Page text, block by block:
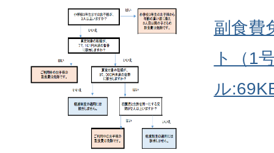
副食費
ト（1
ル